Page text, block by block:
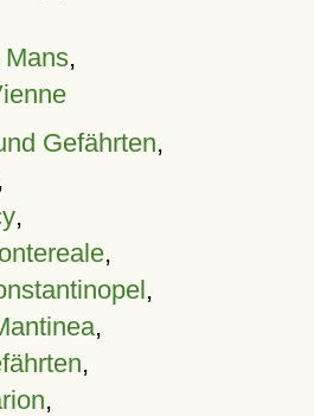
,
Gefährten,
,
,
,
,
,
,